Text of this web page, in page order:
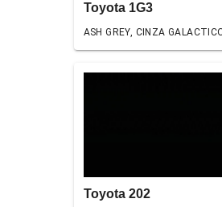
Toyota 1G3
ASH GREY, CINZA
Toyota 202